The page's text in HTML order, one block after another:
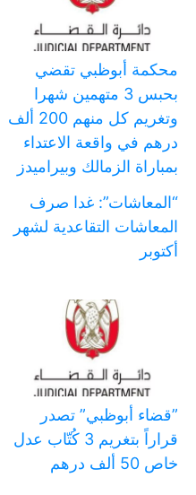
محكمة أبوظبي تقضي
بحبس 3 متهمين شهرا
وتغريم كل منهم 200 ألف
درهم في واقعة الاعتداء
بمباراة الزمالك وبيراميدز
“المعاشات”: غدا صرف
المعاشات التقاعدية لشهر
أكتوبر
‏”قضاء أبوظبي” تصدر
قراراً بتغريم 3 كُتّاب عدل
خاص 50 ألف درهم